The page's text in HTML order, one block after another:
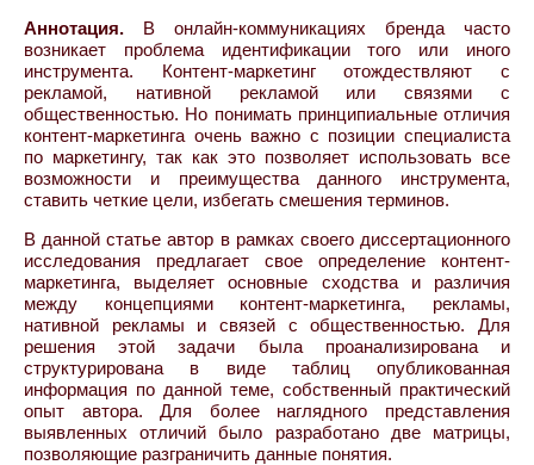
Аннотация. В онлайн-коммуникациях бренда часто
возникает проблема идентификации того или иного
инструмента. Контент-маркетинг отождествляют с
рекламой, нативной рекламой или связями с
общественностью. Но понимать принципиальные отличия
контент-маркетинга очень важно с позиции специалиста
по маркетингу, так как это позволяет использовать все
возможности и преимущества данного инструмента,
ставить четкие цели, избегать смешения терминов.
В данной статье автор в рамках своего диссертационного
исследования предлагает свое определение контент-
маркетинга, выделяет основные сходства и различия
между концепциями контент-маркетинга, рекламы,
нативной рекламы и связей с общественностью. Для
решения этой задачи была проанализирована и
структурирована в виде таблиц опубликованная
информация по данной теме, собственный практический
опыт автора. Для более наглядного представления
выявленных отличий было разработано две матрицы,
позволяющие разграничить данные понятия.